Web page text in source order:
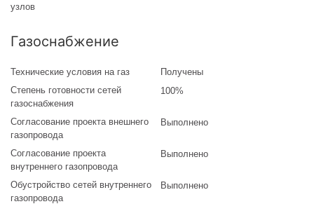
узлов
Газоснабжение
Технические условия на газ
Получены
Степень готовности сетей
газоснабжения
100%
Согласование проекта внешнего
газопровода
Выполнено
Согласование проекта
внутреннего газопровода
Выполнено
Обустройство сетей внутреннего
газопровода
Выполнено